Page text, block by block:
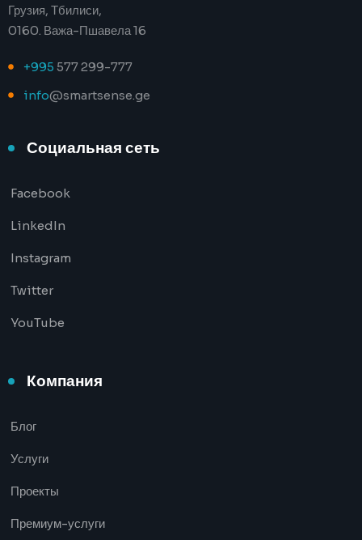
Грузия, Тбилиси,
0160. Важа-Пшавела 16
+995 577 299-777
info@smartsense.ge
Социальная сеть
Facebook
LinkedIn
Instagram
Twitter
YouTube
Компания
Блог
Услуги
Проекты
Премиум-услуги